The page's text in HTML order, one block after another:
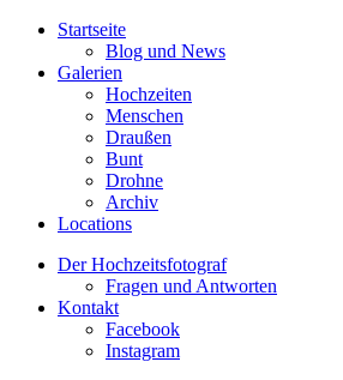
Startseite
Blog und News
Galerien
Hochzeiten
Menschen
Draußen
Bunt
Drohne
Archiv
Locations
Der Hochzeitsfotograf
Fragen und Antworten
Kontakt
Facebook
Instagram